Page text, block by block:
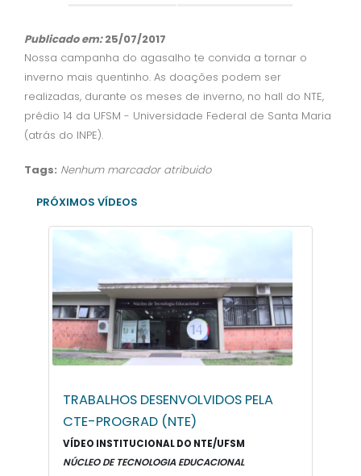
Publicado em:25/07/2017
Nossa campanha do agasalho te convida a tornar o
inverno mais quentinho. As doações podem ser
realizadas, durante os meses de inverno, no hall do NTE,
prédio 14 da UFSM - Universidade Federal de Santa Maria
(atrás do INPE).
Tags: Nenhum marcador atribuido
PRÓXIMOS VÍDEOS
TRABALHOS DESENVOLVIDOS PELA
CTE-PROGRAD (NTE)
VÍDEO INSTITUCIONAL DO NTE/UFSM
NÚCLEO DE TECNOLOGIA EDUCACIONAL